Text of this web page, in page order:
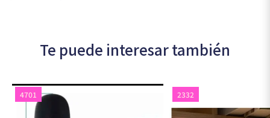
Te puede interesar también
4701 2332